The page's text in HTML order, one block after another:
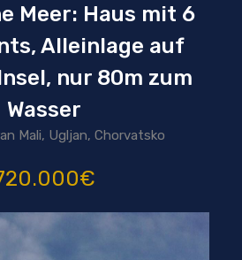
Meer: Haus mit 6
Alleinlage auf
nur 80m zum
Wasser
Mali, Ugljan, Chorvatsko